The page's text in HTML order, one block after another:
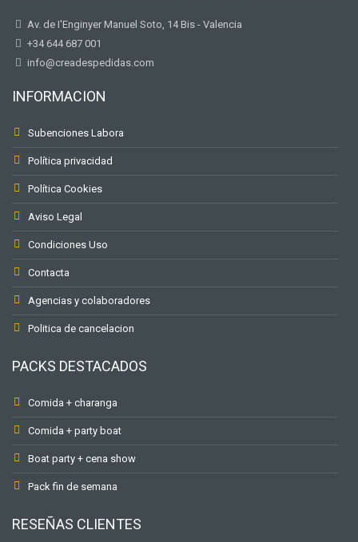
Av. de I'Enginyer Manuel Soto, 14 Bis - Valencia
+34 644 687 001
info@creadespedidas.com
INFORMACION
Subenciones Labora
Política privacidad
Política Cookies
Aviso Legal
Condiciones Uso
Contacta
Agencias y colaboradores
Politica de cancelacion
PACKS DESTACADOS
Comida + charanga
Comida + party boat
Boat party + cena show
Pack fin de semana
RESEÑAS CLIENTES